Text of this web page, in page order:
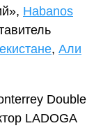
Habanos
, Али
Double
LADOGA